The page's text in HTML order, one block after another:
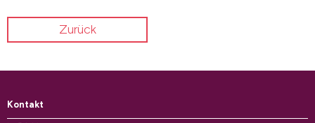
Zurück
Kontakt